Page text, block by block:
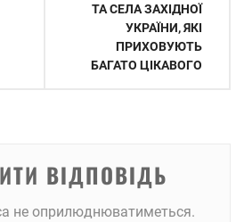
ТА СЕЛА ЗАХІДНОЇ
УКРАЇНИ, ЯКІ
ПРИХОВУЮТЬ
БАГАТО ЦІКАВОГО
ВІДПОВІДЬ
не оприлюднюватиметься.